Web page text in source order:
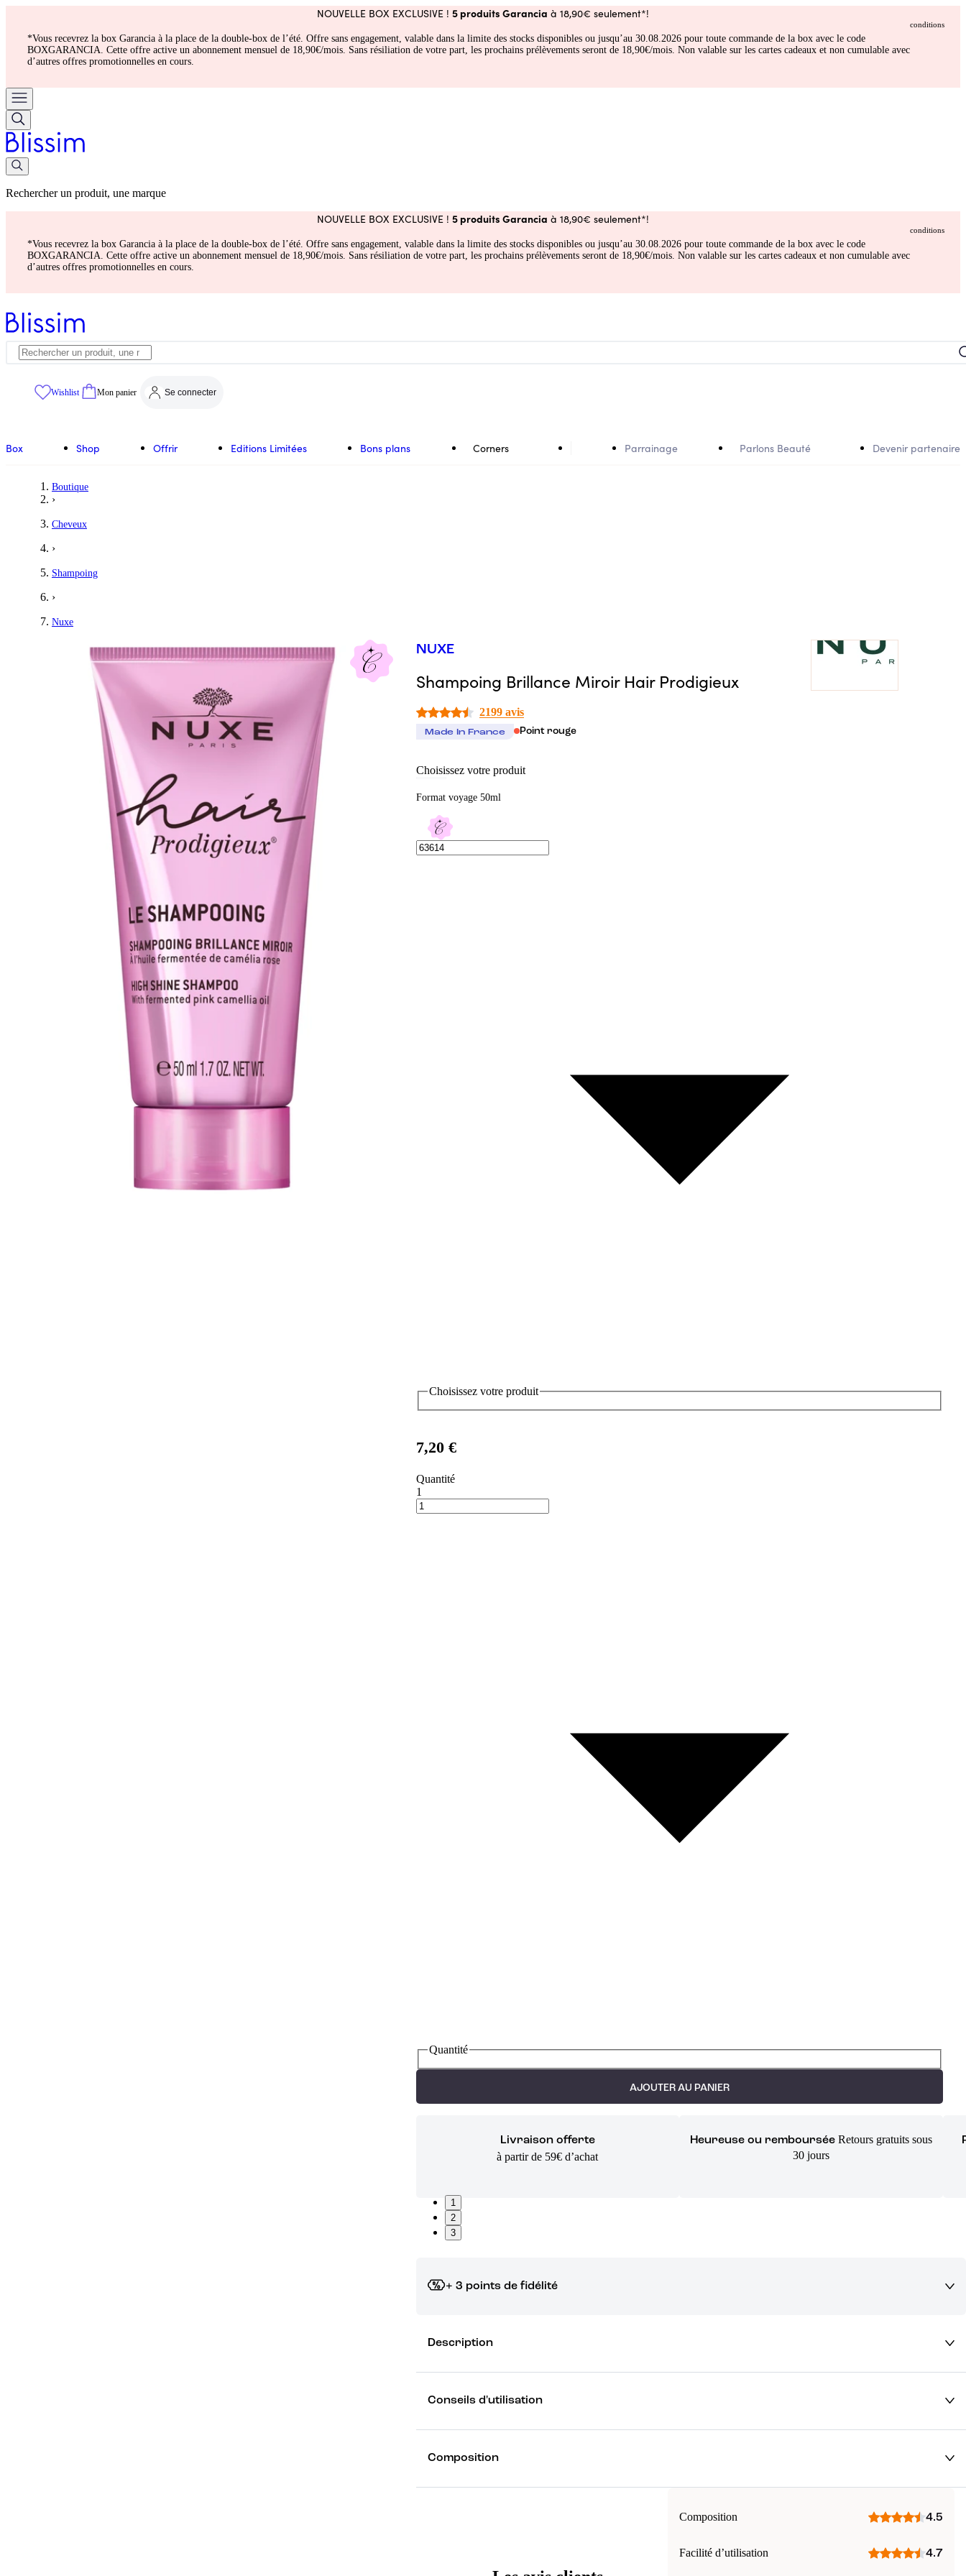
NOUVELLE BOX EXCLUSIVE ! 5 produits Garancia à 18,90€ seulement*!
conditions
*Vous recevrez la box Garancia à la place de la double-box de l’été. Offre sans engagement, valable dans la limite des stocks disponibles ou jusqu’au 30.08.2026 pour toute commande de la box avec le code
BOXGARANCIA. Cette offre active un abonnement mensuel de 18,90€/mois. Sans résiliation de votre part, les prochains prélèvements seront de 18,90€/mois. Non valable sur les cartes cadeaux et non cumulable avec
d’autres offres promotionnelles en cours.
Rechercher un produit, une marque
NOUVELLE BOX EXCLUSIVE ! 5 produits Garancia à 18,90€ seulement*!
conditions
*Vous recevrez la box Garancia à la place de la double-box de l’été. Offre sans engagement, valable dans la limite des stocks disponibles ou jusqu’au 30.08.2026 pour toute commande de la box avec le code
BOXGARANCIA. Cette offre active un abonnement mensuel de 18,90€/mois. Sans résiliation de votre part, les prochains prélèvements seront de 18,90€/mois. Non valable sur les cartes cadeaux et non cumulable avec
d’autres offres promotionnelles en cours.
Wishlist Mon panier Se connecter
Box Shop Offrir Editions Limitées Bons plans Corners Parrainage Parlons Beauté Devenir partenaire
Boutique
›
Cheveux
›
Shampoing
›
Nuxe
NUXE
Shampoing Brillance Miroir Hair Prodigieux
2199 avis
Made In France Point rouge
Choisissez votre produit
Format voyage 50ml
Choisissez votre produit
7,20 €
Quantité
1
Quantité
AJOUTER AU PANIER
Livraison offerte
à partir de 59€ d’achat
Heureuse ou remboursée Retours gratuits sous
30 jours
1
2
3
+ 3 points de fidélité
Description
Conseils d'utilisation
Composition
Composition 4.5
Facilité d’utilisation 4.7